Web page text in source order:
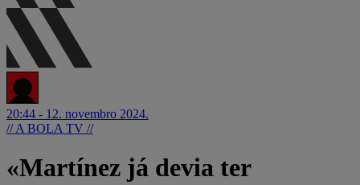
20:44 - 12. novembro 2024.
// A BOLA TV //
«Martínez já devia ter